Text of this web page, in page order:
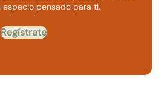
pensado para ti.
Regístrate